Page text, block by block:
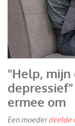
"Help, mijn
ermee om
Een moederdeelde